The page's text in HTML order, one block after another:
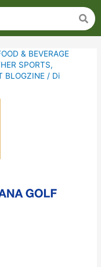
& BEVERAGE
SPORTS,
BLOGZINE / Di